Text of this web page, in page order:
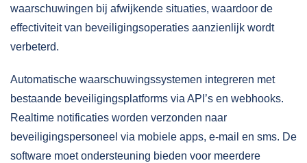
waarschuwingen bij afwijkende situaties, waardoor de
effectiviteit van beveiligingsoperaties aanzienlijk wordt
verbeterd.
Automatische waarschuwingssystemen integreren met
bestaande beveiligingsplatforms via API’s en webhooks.
Realtime notificaties worden verzonden naar
beveiligingspersoneel via mobiele apps, e-mail en sms. De
software moet ondersteuning bieden voor meerdere